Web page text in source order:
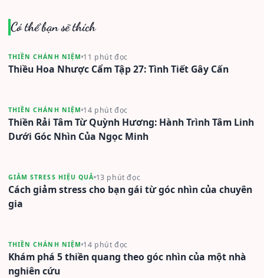
Có thể bạn sẽ thích
THIỀN CHÁNH NIỆM 11 phút đọc
Thiều Hoa Nhược Cẩm Tập 27: Tình Tiết Gây Cấn
THIỀN CHÁNH NIỆM 14 phút đọc
Thiền Rải Tâm Từ Quỳnh Hương: Hành Trình Tâm Linh
Dưới Góc Nhìn Của Ngọc Minh
GIẢM STRESS HIỆU QUẢ 13 phút đọc
Cách giảm stress cho bạn gái từ góc nhìn của chuyên
gia
THIỀN CHÁNH NIỆM 14 phút đọc
Khám phá 5 thiền quang theo góc nhìn của một nhà
nghiên cứu